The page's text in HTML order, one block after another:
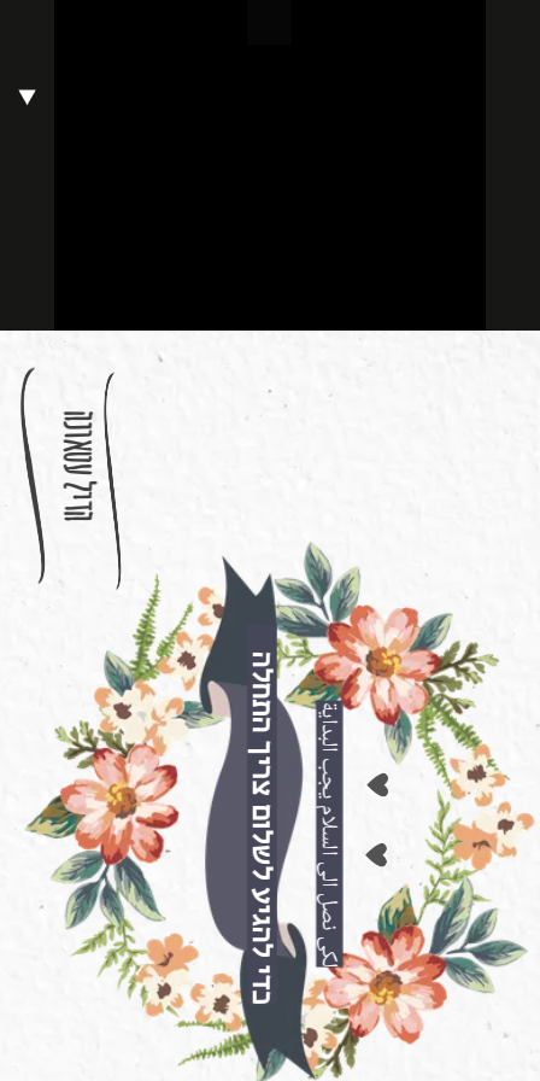
כדי להגיע לשלום צריך התחלה
הדיל עטאונה
لكي نصل الى السلام يجب البداية